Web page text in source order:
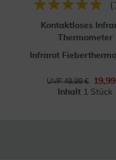
( 1
Kontaktloses
Thermometer
Infrarot
UVP 49,99 €
Inhalt 1 Stück